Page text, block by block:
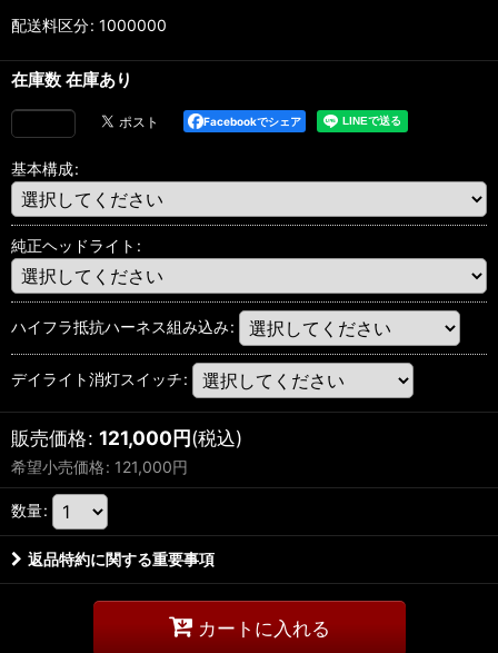
配送料区分: 1000000
在庫数 在庫あり
Facebookでシェア
基本構成:
純正ヘッドライト :
ハイフラ抵抗ハーネス組み込み:
デイライト消灯スイッチ:
販売価格: 121,000円(税込)
希望小売価格: 121,000円
数量:
返品特約に関する重要事項
カートに入れる